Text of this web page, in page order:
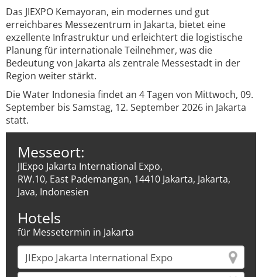
Das JIEXPO Kemayoran, ein modernes und gut
erreichbares Messezentrum in Jakarta, bietet eine
exzellente Infrastruktur und erleichtert die logistische
Planung für internationale Teilnehmer, was die
Bedeutung von Jakarta als zentrale Messestadt in der
Region weiter stärkt.
Die Water Indonesia findet an 4 Tagen von Mittwoch, 09.
September bis Samstag, 12. September 2026 in Jakarta
statt.
Messeort:
JIExpo Jakarta International Expo,
RW.10, East Pademangan, 14410 Jakarta, Jakarta,
Java, Indonesien
Hotels
für Messetermin in Jakarta